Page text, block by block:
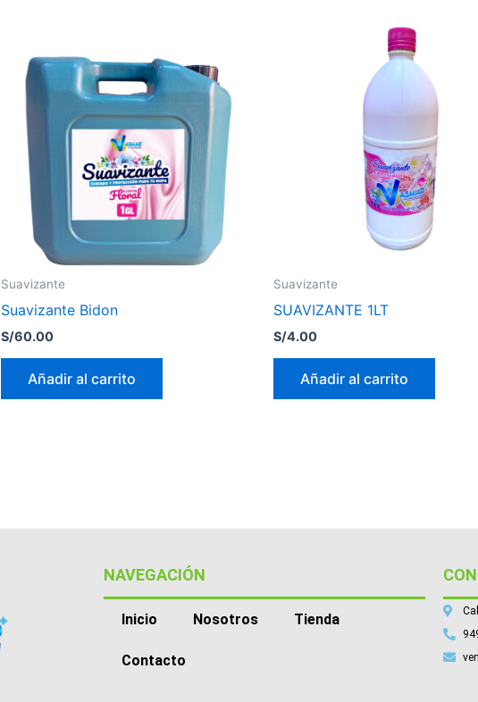
Suavizante
Suavizante Bidon
S/60.00
Añadir al carrito
Suavizante
SUAVIZANTE 1LT
S/4.00
Añadir al carrito
NAVEGACIÓN
Inicio Nosotros Tienda
Contacto